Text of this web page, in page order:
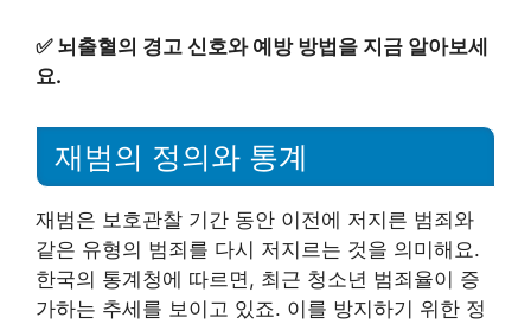
✅ 뇌출혈의 경고 신호와 예방 방법을 지금 알아보세
요.
재범의 정의와 통계
재범은 보호관찰 기간 동안 이전에 저지른 범죄와
같은 유형의 범죄를 다시 저지르는 것을 의미해요.
한국의 통계청에 따르면, 최근 청소년 범죄율이 증
가하는 추세를 보이고 있죠. 이를 방지하기 위한 정